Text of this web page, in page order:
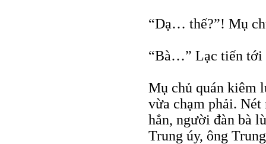
“Dạ… thế?”! Mụ
“Bà…” Lạc tiến tới
Mụ chủ quán kiêm
vừa chạm phải. Nét
hẳn, người đàn bà
Trung úy, ông